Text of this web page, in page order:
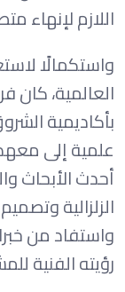
اللازم لإنهاء
واستكمالًا
العالمية،
بأكاديمية
أحدث الأبحاث
الزلزالية
واستفاد من
رؤيته الفنية